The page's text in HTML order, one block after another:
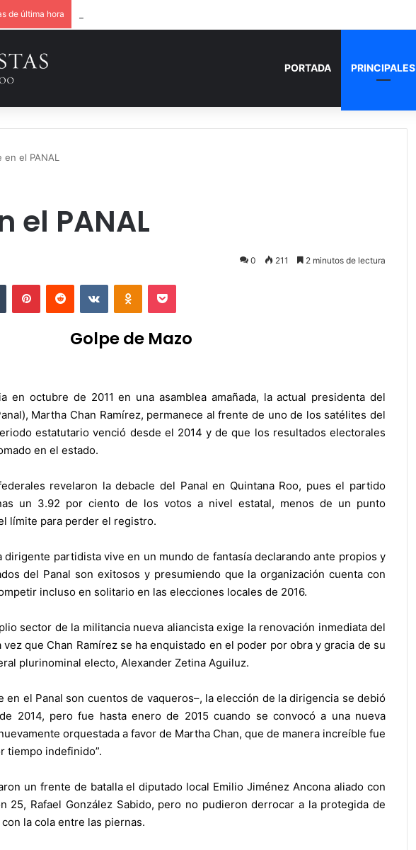
de última hora
PORTADA PRINCIPALES
en el PANAL
el PANAL
0 211 2 minutos de lectura
Tumblr PinterestReddit VKontakteOdnoklassniki
Pocket
Golpe de Mazo
en octubre de 2011 en una asamblea amañada, la actual presidenta del
Martha Chan Ramírez, permanece al frente de uno de los satélites del
estatutario venció desde el 2014 y de que los resultados electorales
en el estado.
revelaron la debacle del Panal en Quintana Roo, pues el partido
un 3.92 por ciento de los votos a nivel estatal, menos de un punto
límite para perder el registro.
dirigente partidista vive en un mundo de fantasía declarando ante propios y
del Panal son exitosos y presumiendo que la organización cuenta con
incluso en solitario en las elecciones locales de 2016.
sector de la militancia nueva aliancista exige la renovación inmediata del
que Chan Ramírez se ha enquistado en el poder por obra y gracia de su
plurinominal electo, Alexander Zetina Aguiluz.
en el Panal son cuentos de vaqueros–, la elección de la dirigencia se debió
2014, pero fue hasta enero de 2015 cuando se convocó a una nueva
orquestada a favor de Martha Chan, que de manera increíble fue
tiempo indefinido”.
un frente de batalla el diputado local Emilio Jiménez Ancona aliado con
25, Rafael González Sabido, pero no pudieron derrocar a la protegida de
la cola entre las piernas.